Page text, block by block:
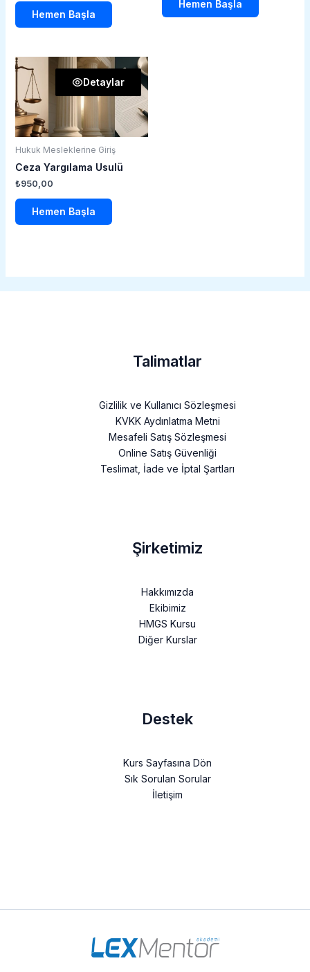
Hemen Başla
Hemen Başla
Detaylar
Hukuk Mesleklerine Giriş
Ceza Yargılama Usulü
₺950,00
Hemen Başla
Talimatlar
Gizlilik ve Kullanıcı Sözleşmesi
KVKK Aydınlatma Metni
Mesafeli Satış Sözleşmesi
Online Satış Güvenliği
Teslimat, İade ve İptal Şartları
Şirketimiz
Hakkımızda
Ekibimiz
HMGS Kursu
Diğer Kurslar
Destek
Kurs Sayfasına Dön
Sık Sorulan Sorular
İletişim